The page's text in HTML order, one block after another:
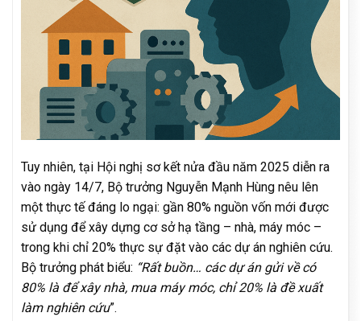
Tuy nhiên, tại Hội nghị sơ kết nửa đầu năm 2025 diễn ra
vào ngày 14/7, Bộ trưởng Nguyễn Mạnh Hùng nêu lên
một thực tế đáng lo ngại: gần 80% nguồn vốn mới được
sử dụng để xây dựng cơ sở hạ tầng – nhà, máy móc –
trong khi chỉ 20% thực sự đặt vào các dự án nghiên cứu.
Bộ trưởng phát biểu: “Rất buồn… các dự án gửi về có
80% là để xây nhà, mua máy móc, chỉ 20% là đề xuất
làm nghiên cứu”.